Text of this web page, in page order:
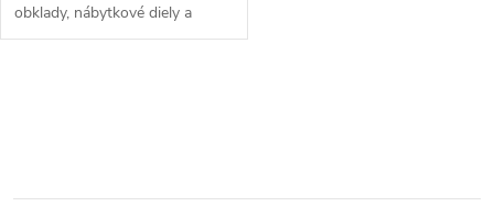
obklady, nábytkové diely a
menšie montáže, kde má hlava
l